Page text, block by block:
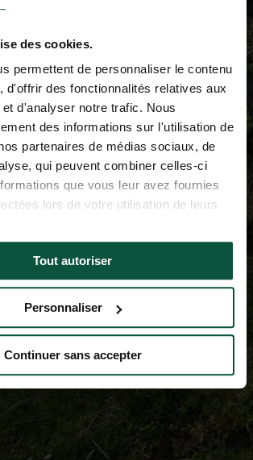
des cookies.
permettent de personnaliser le contenu
d'offrir des fonctionnalités relatives aux
d'analyser notre trafic. Nous
des informations sur l'utilisation de
partenaires de médias sociaux, de
qui peuvent combiner celles-ci
que vous leur avez fournies
lors de votre utilisation de leurs
Tout autoriser
Personnaliser
Continuer sans accepter